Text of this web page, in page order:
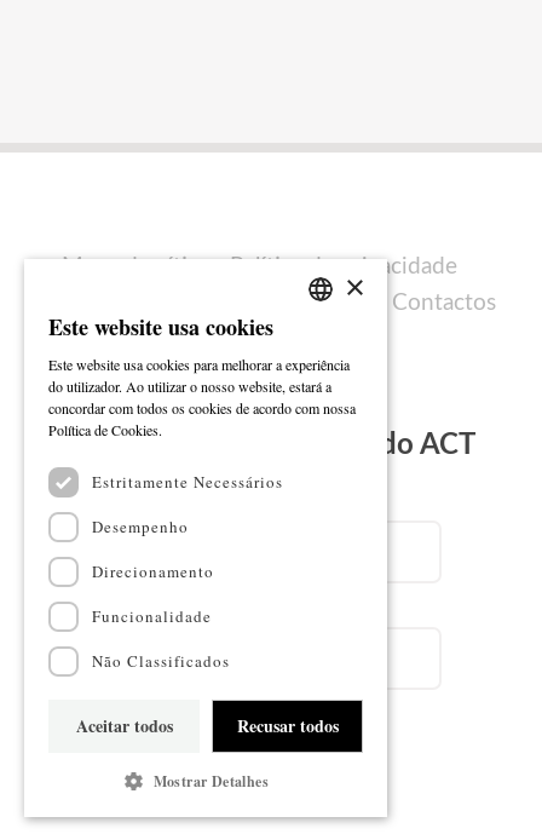
Mapa do sítio
Política de privacidade
Ficha técnica Contactos
Subscreva a Newsletter do ACT
Subscrever
Mapa do sítio
ENGLISH
×
Este website usa cookies
Este website usa cookies para melhorar a experiência
do utilizador. Ao utilizar o nosso website, estará a
concordar com todos os cookies de acordo com nossa
Política de Cookies.
Estritamente Necessários
Desempenho
Direcionamento
Funcionalidade
Não Classificados
Aceitar todos Recusar todos
Mostrar Detalhes